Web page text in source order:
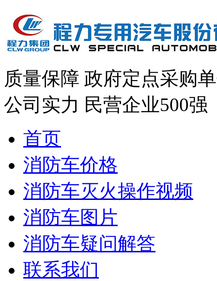
质量保障 政府定点采购
公司实力 民营企业500强
首页
消防车价格
消防车灭火操作视频
消防车图片
消防车疑问解答
联系我们